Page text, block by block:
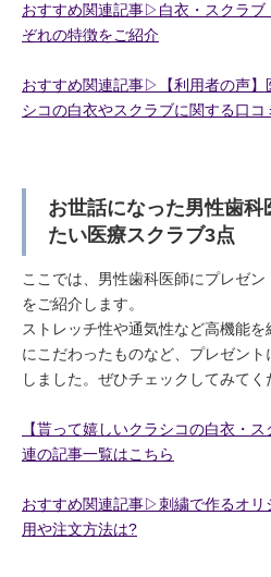
おすすめ関連記事▷白衣・スクラブ
ぞれの特徴をご紹介
おすすめ関連記事▷【利用者の声】
シコの白衣やスクラブに関する口コ
お世話になった男性歯科
たい医療スクラブ3点
ここでは、男性歯科医師にプレゼ
をご紹介します。
ストレッチ性や通気性など高機能
にこだわったものなど、プレゼン
しました。ぜひチェックしてみてく
【貰って嬉しいクラシコの白衣・
連の記事一覧はこちら
おすすめ関連記事▷刺繍で作るオリ
用や注文方法は?